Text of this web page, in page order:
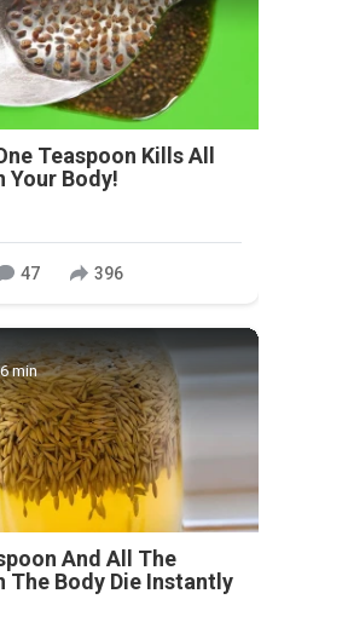
Teaspoon Kills All
Your Body!
47 396
min
And All The
The Body Die Instantly